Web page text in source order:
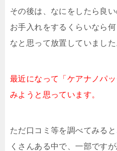
その後は、なにをしたら良
お手入れをするくらいなら
なと思って放置していました
最近になって「ケアナノパ
みようと思っています。
ただ口コミ等を調べてみる
くさんある中で、一部です